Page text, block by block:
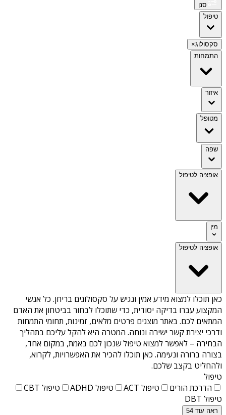
סנן
טיפול
סקסולוג×
התמחות
איזור
מטופל
שפה
אופציה לטיפול
מין
אופציה לטיפול
כאן תוכלו למצוא מידע אמין ונגיש על סקסולוגים בריחן. כל אנשי
המקצוע עברו בדיקה יסודית, כדי שתוכלו לבחור בביטחון את האדם
המתאים לכם. באתר מוצגים פרטים מלאים, זמינות, תחומי התמחות
ודרכי יצירת קשר ישירה ונוחה. המטרה היא להקל עליכם בתהליך
הבחירה – לאפשר למצוא טיפול שנכון לכם באמת, במקום אחד,
בצורה ברורה ונעימה. כאן תוכלו להכיר את האפשרויות, לקרוא,
ולהחליט בקצב שלכם.
טיפול
הדרכת הורים
טיפול ACT טיפול ADHD
טיפול CBT
טיפול DBT
ראה עוד 54